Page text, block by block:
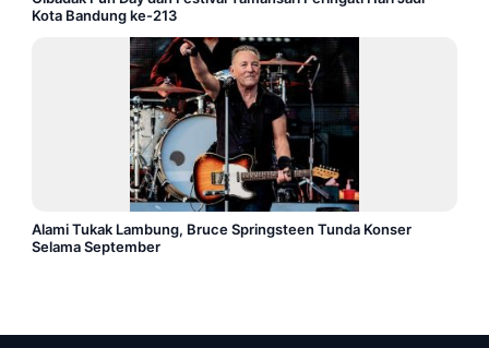
Kota Bandung ke-213
Alami Tukak Lambung, Bruce Springsteen Tunda Konser
Selama September